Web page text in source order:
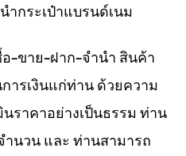
กระเป๋าแบรนด์เนม
อ-ขาย-ฝาก-จำนำ สินค้า
ารเงินแก่ท่าน ด้วยความ
นราคาอย่างเป็นธรรม ท่าน
นวน และ ท่านสามารถ